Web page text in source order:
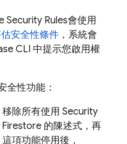
Security Rules會使用
安全性條件 ，系統會
CLI 中提示您啟用權
全性功能：
除所有使用 Security
的陳述式，再
項功能停用後，